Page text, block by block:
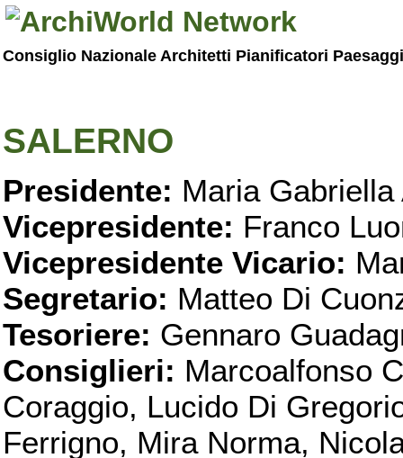
Consiglio Nazionale Architetti Pianificatori
SALERNO
Presidente: Maria Gabriella
Vicepresidente: Franco
Vicepresidente Vicario:
Segretario: Matteo Di
Tesoriere: Gennaro
Consiglieri: Marcoalfonso
Coraggio, Lucido Di
Ferrigno, Mira Norma,